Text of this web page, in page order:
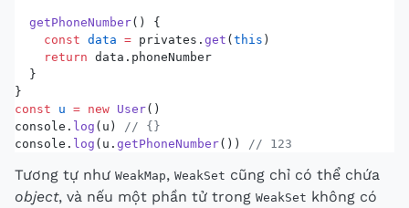
  getPhoneNumber
() {
    const
data = privates. get ( this )
    return
data.phoneNumber
  }
}
const u = new User()
console. log (u)
// {}
console. log (u. getPhoneNumber()) // 123
Tương tự như WeakMap, WeakSet cũng chỉ có thể chứa
object, và nếu một phần tử trong WeakSet không có